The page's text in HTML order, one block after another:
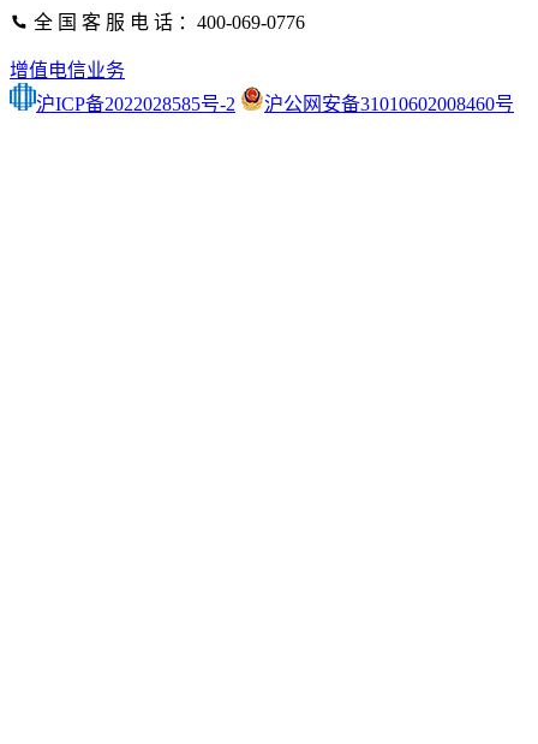
全 国 客 服 电 话 ：400-069-0776
增值电信业务
沪ICP备2022028585号-2
沪公网安备31010602008460号